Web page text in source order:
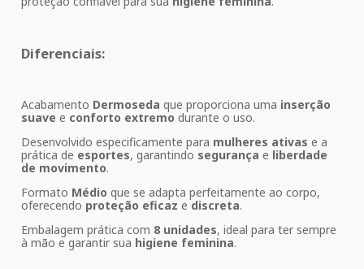
Diferenciais:
Acabamento Dermoseda que proporciona uma inserção
suave e conforto extremo durante o uso.
Desenvolvido especificamente para mulheres ativas e a
prática de esportes, garantindo segurança e liberdade
de movimento.
Formato Médio que se adapta perfeitamente ao corpo,
oferecendo proteção eficaz ediscreta.
Embalagem prática com 8 unidades, ideal para ter sempre
à mão e garantir sua higiene feminina.